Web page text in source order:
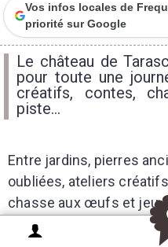
Vos infos locales de
priorité sur Google
Le château de
pour toute une
créatifs, contes,
piste...
Entre jardins, pierres
oubliées, ateliers
chasse aux œufs et jeu
cette fête printanière,